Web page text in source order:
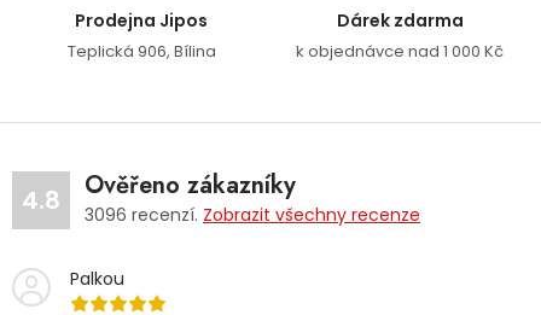
Prodejna Jipos
Teplická 906, Bílina
Dárek zdarma
k objednávce nad 1 000 Kč
4.8 Ověřeno zákazníky
3096 recenzí. Zobrazit všechny recenze
Palkou